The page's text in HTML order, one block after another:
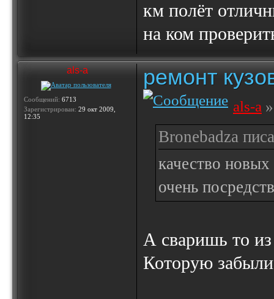
км полёт
на ком
als-a
Сообщений: 6713
Зарегистрирован: 29 окт 2009,
12:35
ремонт
als-a
Bronebadza
качество новых
очень
А сваришь то из
Которую забыли